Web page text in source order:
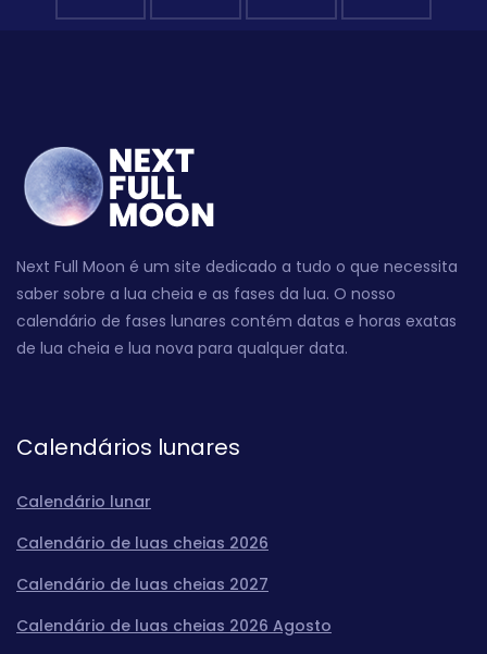
Next Full Moon é um site dedicado a tudo o que necessita
saber sobre a lua cheia e as fases da lua. O nosso
calendário de fases lunares contém datas e horas exatas
de lua cheia e lua nova para qualquer data.
Calendários lunares
Calendário lunar
Calendário de luas cheias 2026
Calendário de luas cheias 2027
Calendário de luas cheias 2026 Agosto